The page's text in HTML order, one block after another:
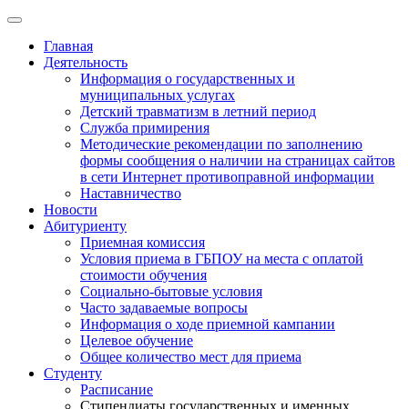
Главная
Деятельность
Информация о государственных и
муниципальных услугах
Детский травматизм в летний период
Служба примирения
Методические рекомендации по заполнению
формы сообщения о наличии на страницах сайтов
в сети Интернет противоправной информации
Наставничество
Новости
Абитуриенту
Приемная комиссия
Условия приема в ГБПОУ на места с оплатой
стоимости обучения
Социально-бытовые условия
Часто задаваемые вопросы
Информация о ходе приемной кампании
Целевое обучение
Общее количество мест для приема
Студенту
Расписание
Стипендиаты государственных и именных